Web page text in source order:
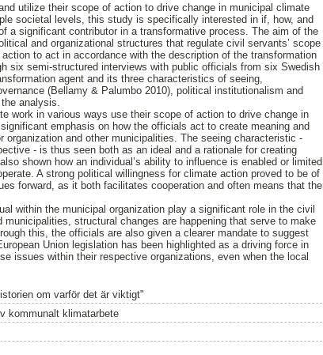
utilize their scope of action to drive change in municipal climate
societal levels, this study is specifically interested in if, how, and
a significant contributor in a transformative process. The aim of the
and organizational structures that regulate civil servants’ scope
to act in accordance with the description of the transformation
six semi-structured interviews with public officials from six Swedish
agent and its three characteristics of seeing,
(Bellamy & Palumbo 2010), political institutionalism and
analysis.
work in various ways use their scope of action to drive change in
emphasis on how the officials act to create meaning and
and other municipalities. The seeing characteristic -
- is thus seen both as an ideal and a rationale for creating
shown how an individual’s ability to influence is enabled or limited
A strong political willingness for climate action proved to be of
forward, as it both facilitates cooperation and often means that the
within the municipal organization play a significant role in the civil
structural changes are happening that serve to make
this, the officials are also given a clearer mandate to suggest
Union legislation has been highlighted as a driving force in
issues within their respective organizations, even when the local
om varför det är viktigt"
kommunalt klimatarbete